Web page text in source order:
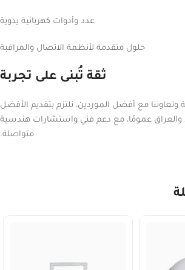
عدد وأدوات كهربائية يدوية
حلول متقدمة لأنظمة الاتصال والمراقبة
ثقة تُبنى على تجربة
وتعاوننا مع أفضل الموردين، نلتزم بتقديم الأفضل
والعراق عمومًا، مع دعم فني واستشارات هندسية
متواصلة.